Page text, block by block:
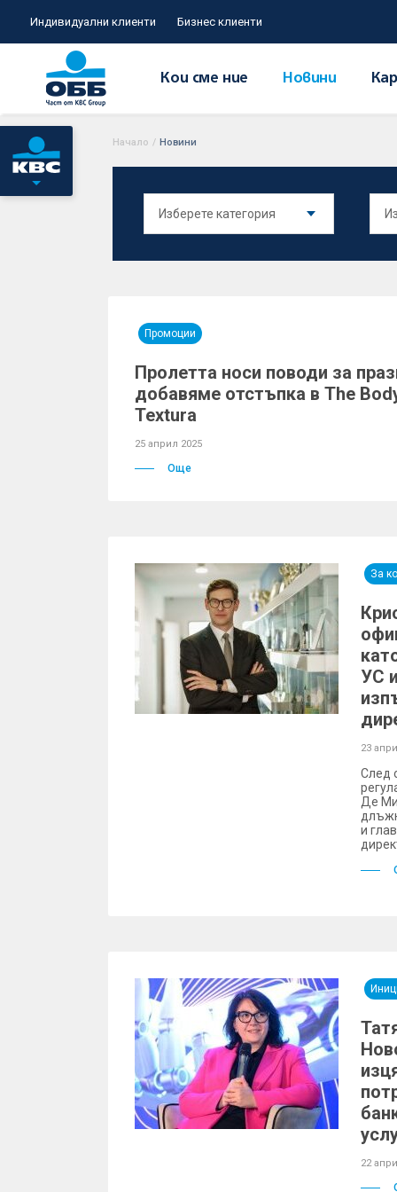
Индивидуални клиенти Бизнес клиенти
Кои сме ние Новини
Начало / Новини
Промоции
Пролетта носи поводи за
добавяме отстъпка в The
Textura
25 април 2025
Още
За
УС
23
След
Де
и
22